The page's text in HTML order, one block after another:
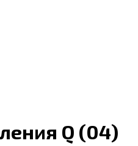
Q (04)